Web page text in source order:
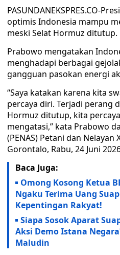
PASUNDANEKSPRES.CO-
optimis Indonesia mampu
meski Selat Hormuz ditutup.
Prabowo mengatakan
menghadapi berbagai
gangguan pasokan energi
“Saya katakan karena kita
percaya diri. Terjadi perang
Hormuz ditutup, kita
mengatasi,” kata Prabowo
(PENAS) Petani dan Nelayan
Gorontalo, Rabu, 24 Juni
Baca Juga:
Omong Kosong Ketua
Ngaku Terima Uang
Kepentingan Rakyat!
Siapa Sosok Aparat
Aksi Demo Istana
Maludin